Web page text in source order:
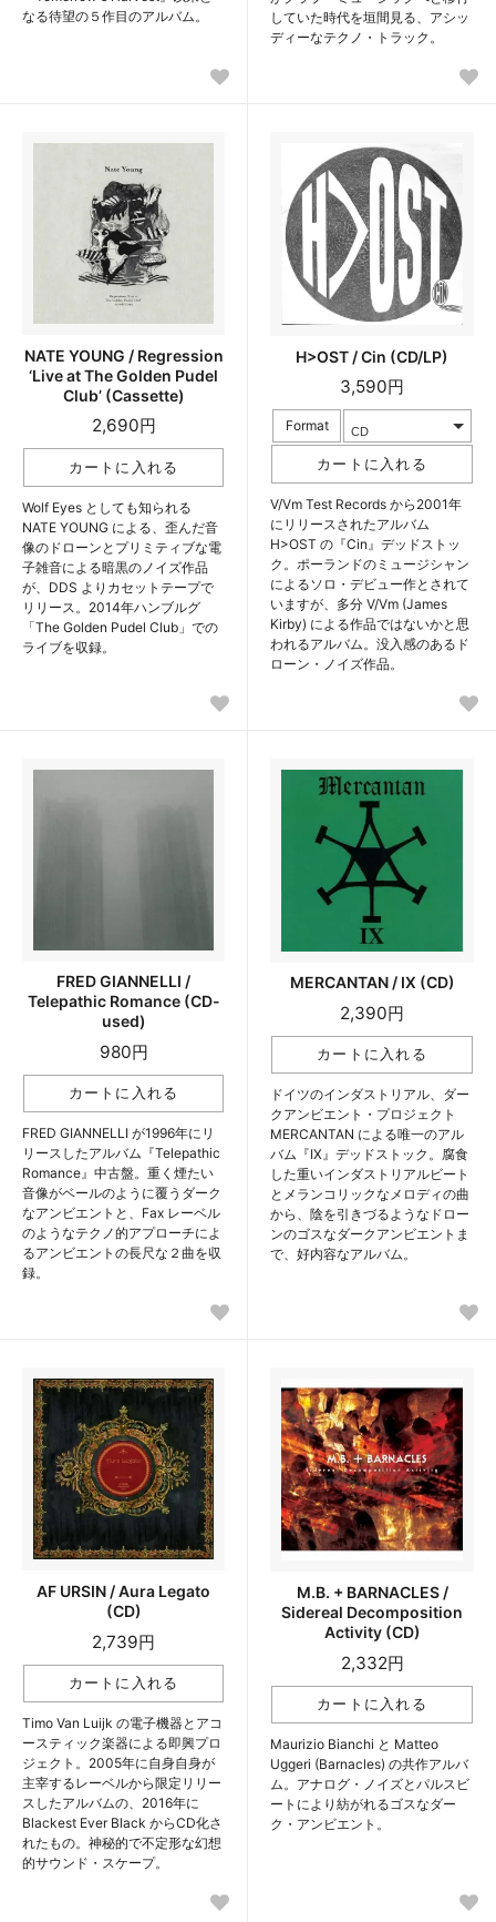
なる待望の５作目のアルバム。
していた時代を垣間見る、アシッ
ディーなテクノ・トラック。
NATE YOUNG / Regression
‘Live at The Golden Pudel
Club’ (Cassette)
2,690円
Wolf Eyes としても知られる
NATE YOUNG による、歪んだ音
像のドローンとプリミティブな電
子雑音による暗黒のノイズ作品
が、DDS よりカセットテープで
リリース。2014年ハンブルグ
「The Golden Pudel Club」での
ライブを収録。
H>OST / Cin (CD/LP)
3,590円
Format
V/Vm Test Records から2001年
にリリースされたアルバム
H>OST の『Cin』デッドストッ
ク。ポーランドのミュージシャン
によるソロ・デビュー作とされて
いますが、多分 V/Vm (James
Kirby) による作品ではないかと思
われるアルバム。没入感のあるド
ローン・ノイズ作品。
FRED GIANNELLI /
Telepathic Romance (CD-
used)
980円
FRED GIANNELLI が1996年にリ
リースしたアルバム『Telepathic
Romance』中古盤。重く煙たい
音像がベールのように覆うダーク
なアンビエントと、Fax レーベル
のようなテクノ的アプローチによ
るアンビエントの長尺な２曲を収
録。
MERCANTAN / IX (CD)
2,390円
ドイツのインダストリアル、ダー
クアンビエント・プロジェクト
MERCANTAN による唯一のアル
バム『IX』デッドストック。腐食
した重いインダストリアルビート
とメランコリックなメロディの曲
から、陰を引きづるようなドロー
ンのゴスなダークアンビエントま
で、好内容なアルバム。
AF URSIN / Aura Legato
(CD)
2,739円
Timo Van Luijk の電子機器とアコ
ースティック楽器による即興プロ
ジェクト。2005年に自身自身が
主宰するレーベルから限定リリー
スしたアルバムの、2016年に
Blackest Ever Black からCD化さ
れたもの。神秘的で不定形な幻想
的サウンド・スケープ。
M.B. + BARNACLES /
Sidereal Decomposition
Activity (CD)
2,332円
Maurizio Bianchi と Matteo
Uggeri (Barnacles) の共作アルバ
ム。アナログ・ノイズとパルスビ
ートにより紡がれるゴスなダー
ク・アンビエント。